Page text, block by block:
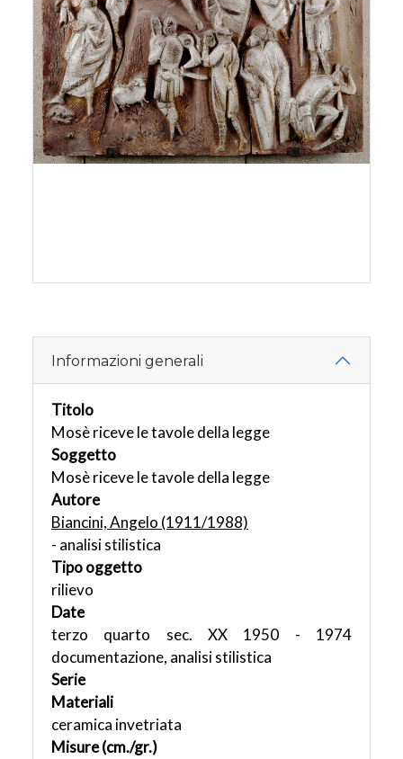
Informazioni generali
Titolo
Mosè riceve le tavole della legge
Soggetto
Mosè riceve le tavole della legge
Autore
Biancini, Angelo (1911/1988)
- analisi stilistica
Tipo oggetto
rilievo
Date
terzo quarto sec. XX 1950 - 1974
documentazione, analisi stilistica
Serie
Materiali
ceramica invetriata
Misure (cm./gr.)